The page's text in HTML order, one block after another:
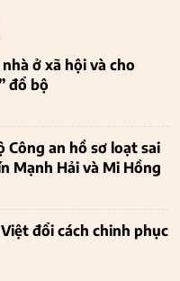
ở xã hội và cho
đổ bộ
Công an hồ sơ loạt sai
Mạnh Hải và Mi Hồng
đổi cách chinh phục